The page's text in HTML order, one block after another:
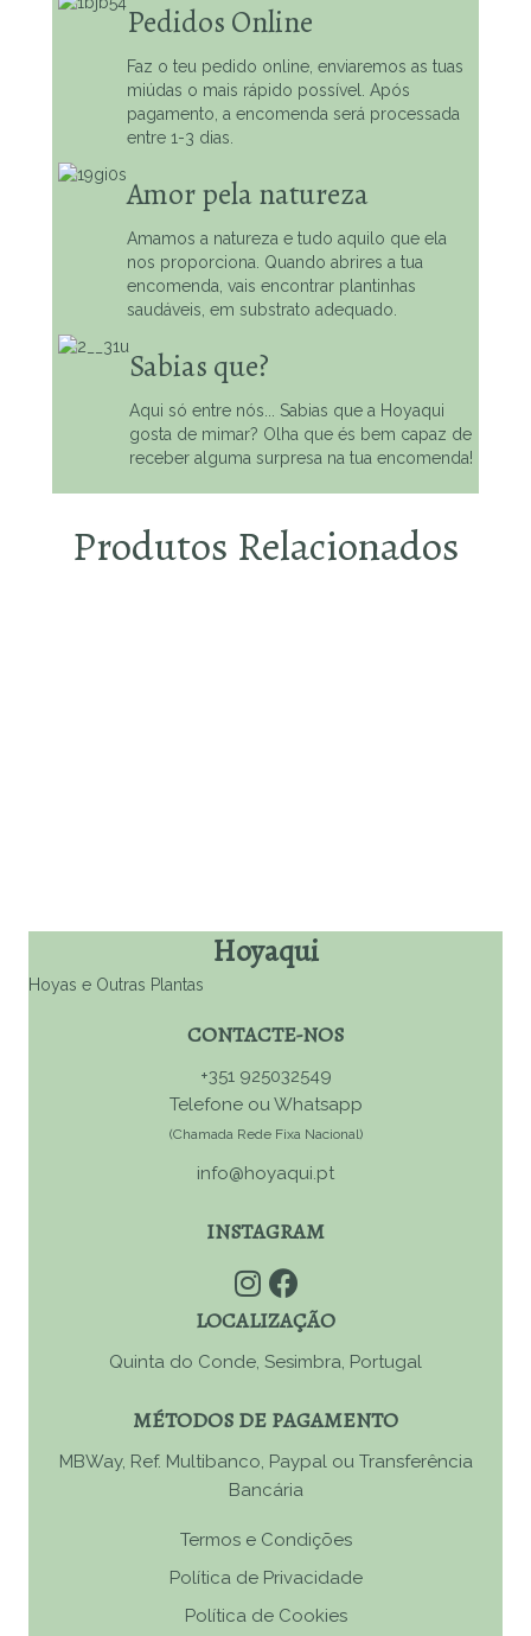
Pedidos Online
Faz o teu pedido online, enviaremos as tuas
miúdas o mais rápido possível. Após
pagamento, a encomenda será processada
entre 1-3 dias.
Amor pela natureza
Amamos a natureza e tudo aquilo que ela
nos proporciona. Quando abrires a tua
encomenda, vais encontrar plantinhas
saudáveis, em substrato adequado.
Sabias que?
Aqui só entre nós... Sabias que a Hoyaqui
gosta de mimar? Olha que és bem capaz de
receber alguma surpresa na tua encomenda!
Produtos Relacionados
Hoyaqui
Hoyas e Outras Plantas
CONTACTE-NOS
+351 925032549
Telefone ou Whatsapp
(Chamada Rede Fixa Nacional)
info@hoyaqui.pt
INSTAGRAM
LOCALIZAÇÃO
Quinta do Conde, Sesimbra, Portugal
MÉTODOS DE PAGAMENTO
MBWay, Ref. Multibanco, Paypal ou Transferência
Bancária
Termos e Condições
Política de Privacidade
Política de Cookies